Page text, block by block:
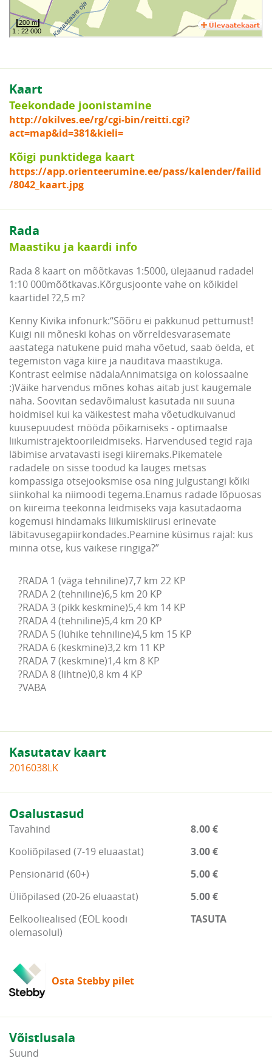
Kaart
Teekondade joonistamine
http://okilves.ee/rg/cgi-bin/reitti.cgi?
act=map&id=381&kieli=
Kõigi punktidega kaart
https://app.orienteerumine.ee/pass/kalender/failid
/8042_kaart.jpg
Rada
Maastiku ja kaardi info
Rada 8 kaart on mõõtkavas 1:5000, ülejäänud radadel
1:10 000mõõtkavas.Kõrgusjoonte vahe on kõikidel
kaartidel ?2,5 m?
Kenny Kivika infonurk:“Sõõru ei pakkunud pettumust!
Kuigi nii mõneski kohas on võrreldesvarasemate
aastatega natukene puid maha võetud, saab öelda, et
tegemiston väga kiire ja nauditava maastikuga.
Kontrast eelmise nädalaAnnimatsiga on kolossaalne
:)Väike harvendus mõnes kohas aitab just kaugemale
näha. Soovitan sedavõimalust kasutada nii suuna
hoidmisel kui ka väikestest maha võetudkuivanud
kuusepuudest mööda põikamiseks - optimaalse
liikumistrajektoorileidmiseks. Harvendused tegid raja
läbimise arvatavasti isegi kiiremaks.Pikematele
radadele on sisse toodud ka lauges metsas
kompassiga otsejooksmise osa ning julgustangi kõiki
siinkohal ka niimoodi tegema.Enamus radade lõpuosas
on kiireima teekonna leidmiseks vaja kasutadaoma
kogemusi hindamaks liikumiskiirusi erinevate
läbitavusegapiirkondades.Peamine küsimus rajal: kus
minna otse, kus väikese ringiga?”
?RADA 1 (väga tehniline)7,7 km 22 KP
?RADA 2 (tehniline)6,5 km 20 KP
?RADA 3 (pikk keskmine)5,4 km 14 KP
?RADA 4 (tehniline)5,4 km 20 KP
?RADA 5 (lühike tehniline)4,5 km 15 KP
?RADA 6 (keskmine)3,2 km 11 KP
?RADA 7 (keskmine)1,4 km 8 KP
?RADA 8 (lihtne)0,8 km 4 KP
?VABA
Kasutatav kaart
2016038LK
Osalustasud
Tavahind
8.00 €
Kooliõpilased (7-19 eluaastat)
3.00 €
Pensionärid (60+)
5.00 €
Üliõpilased (20-26 eluaastat)
5.00 €
Eelkooliealised (EOL koodi
olemasolul)
TASUTA
Osta Stebby pilet
Võistlusala
Suund